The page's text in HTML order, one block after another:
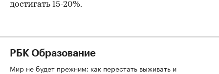
достигать 15-20%.
РБК Образование
Мир не будет прежним: как перестать выживать и